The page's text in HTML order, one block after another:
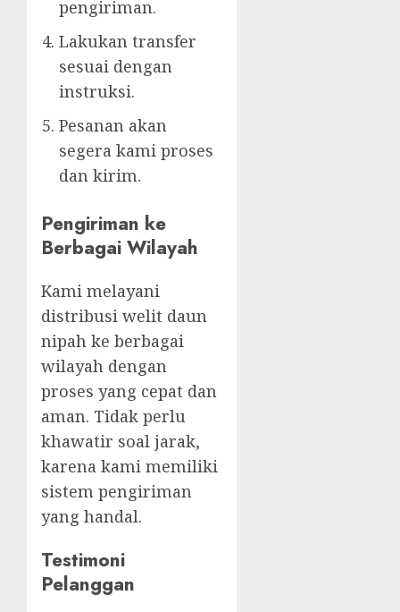
pengiriman.
Lakukan transfer
sesuai dengan
instruksi.
Pesanan akan
segera kami proses
dan kirim.
Pengiriman ke
Berbagai Wilayah
Kami melayani
distribusi welit daun
nipah ke berbagai
wilayah dengan
proses yang cepat dan
aman. Tidak perlu
khawatir soal jarak,
karena kami memiliki
sistem pengiriman
yang handal.
Testimoni
Pelanggan